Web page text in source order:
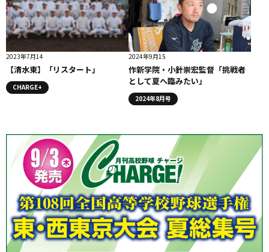
2023年7月14
【清水東】「リスタート」
CHARGE+
2024年9月15
作新学院・小針崇宏監督「挑戦者
として夏へ臨みたい」
2024年8月号